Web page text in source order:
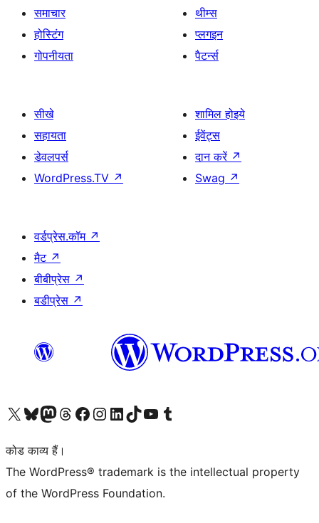
समाचार
होस्टिंग
गोपनीयता
थीम्स
प्लगइन
पैटर्न्स
सीखे
सहायता
डेवलपर्स
WordPress.TV ↗
शामिल होइये
ईवेंट्स
दान करें ↗
Swag ↗
वर्डप्रेस.कॉम ↗
मैट ↗
बीबीप्रेस ↗
बडीप्रेस ↗
Visit our X (formerly Twitter) account
हमारे बलुस्की खाते पर जाएँVisit our Mastodon account
हमारे थ्रेड्स अकाउंट पर जाएंहमारे फेसबुक पेज पर जाएँहमारे इंस्टाग्राम अकाउंट पर जाएंहमारे लिंक्डइन खाते पर जाएँहमारे टिकटॉक खाते पर जाएँहमारे यूट्यूब चैनल पर जाएंहमारे Tumblr खाते पर जाएँ
कोड काव्य हैं।
The WordPress® trademark is the intellectual property
of the WordPress Foundation.